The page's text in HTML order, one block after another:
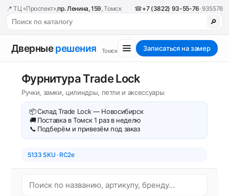
📍 ТЦ «Проспект»,пр. Ленина, 159, Томск ☎+7 (3822) 93-55-76· 935576
🔎
Дверныерешения Томск Записаться на замер
Фурнитура Trade Lock
Ручки, замки, цилиндры, петли и аксессуары
📦Склад Trade Lock — Новосибирск
🚚 Поставка в Томск 1 раз в неделю
📞 Подберём и привезём под заказ
5133 SKU · RC2e